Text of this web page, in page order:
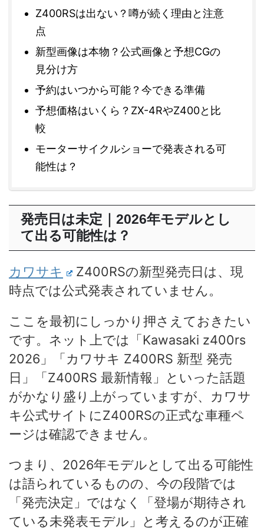
Z400RSは出ない？噂が続く理由と注意
点
新型画像は本物？公式画像と予想CGの
見分け方
予約はいつから可能？今できる準備
予想価格はいくら？ZX-4RやZ400と比
較
モーターサイクルショーで発表される可
能性は？
発売日は未定｜2026年モデルとし
て出る可能性は？
カワサキ
Z400RSの新型発売日は、現
時点では公式発表されていません。
ここを最初にしっかり押さえておきたい
です。ネット上では「Kawasaki z400rs
2026」「カワサキ Z400RS 新型 発売
日」「Z400RS 最新情報」といった話題
がかなり盛り上がっていますが、カワサ
キ公式サイトにZ400RSの正式な車種ペ
ージは確認できません。
つまり、2026年モデルとして出る可能性
は語られているものの、今の段階では
「発売決定」ではなく「登場が期待され
ている未発表モデル」と考えるのが正確